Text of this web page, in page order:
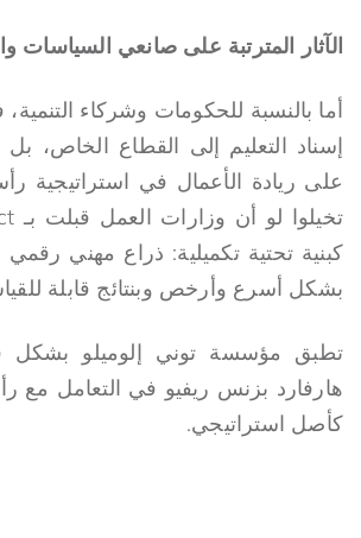
الآثار المترتبة على صانعي السياسات
أما بالنسبة للحكومات وشركاء
إسناد التعليم إلى القطاع الخاص،
على ريادة الأعمال في استراتيجية
كبنية تحتية تكميلية: ذراع مهني
بشكل أسرع وأرخص وبنتائج قابلة
تطبق مؤسسة توني إلوميلو بشكل
هارفارد بزنس ريفيو في التعامل مع
كأصل استراتيجي.